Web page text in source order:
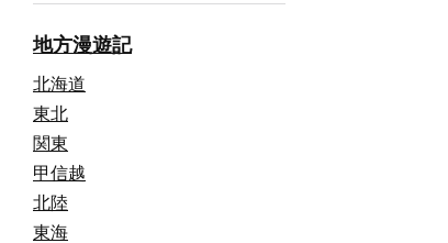
地方漫遊記
北海道
東北
関東
甲信越
北陸
東海